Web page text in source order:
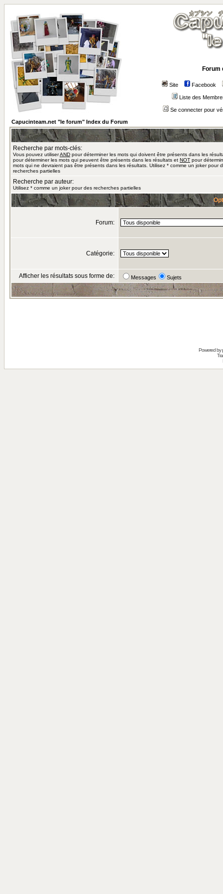
Forum
Site Facebook
Liste des
Se connecter pour
Capucinteam.net "le forum" Index du Forum
Recherche par mots-clés:
Vous pouvez utiliserAND pour déterminer les mots qui doivent être présents dans les
pour déterminer les mots qui peuvent être présents dans les résultats et NOT pour
mots qui ne devraient pas être présents dans les résultats. Utilisez * comme un joker pour
recherches partielles
Recherche par auteur:
Utilisez * comme un joker pour des recherches partielles
Forum:
Catégorie:
Afficher les résultats sous forme de: Messages Sujets
Powered by